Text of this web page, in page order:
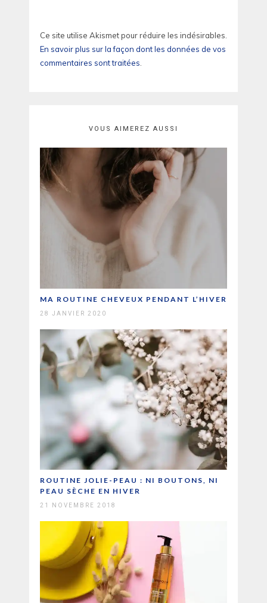
Ce site utilise Akismet pour réduire les indésirables.
En savoir plus sur la façon dont les données de vos
commentaires sont traitées
VOUS AIMEREZ AUSSI
MA ROUTINE CHEVEUX PENDANT L’HIVER
28 JANVIER 2020
ROUTINE JOLIE-PEAU : NI BOUTONS, NI
PEAU SÈCHE EN HIVER
21 NOVEMBRE 2018